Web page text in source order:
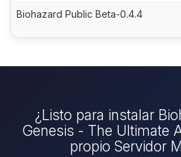
Biohazard Public Beta-0.4.4
¿Listo para instalar
Genesis - The Ultimate
propio Servidor